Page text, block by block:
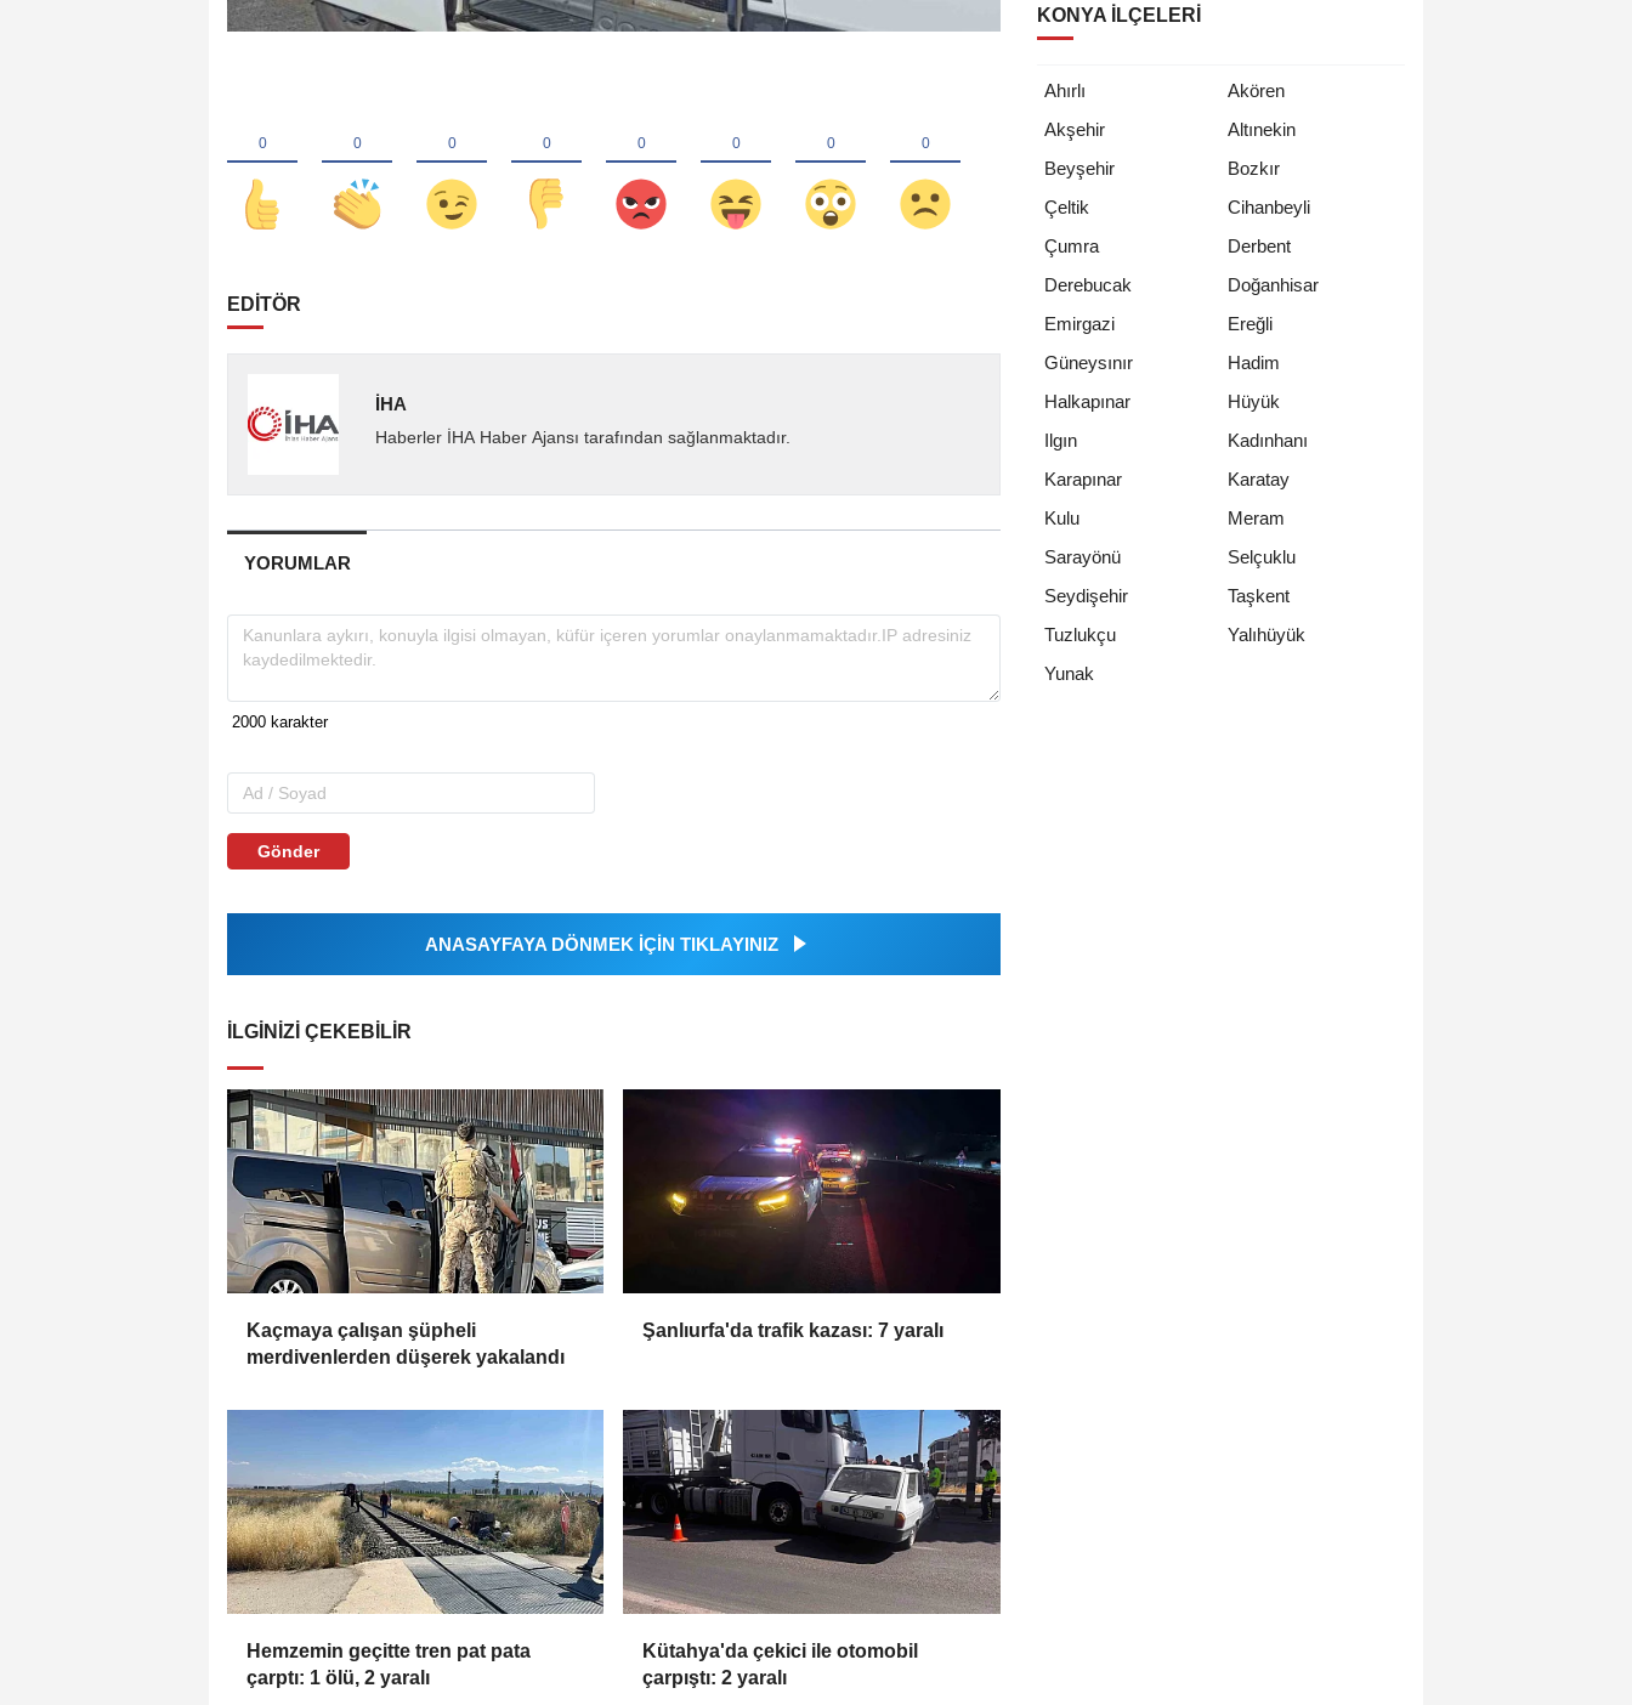
EDİTÖR
İHA
Haberler İHA Haber Ajansı tarafından sağlanmaktadır.
YORUMLAR
Gönder
ANASAYFAYA DÖNMEK İÇİN TIKLAYINIZ
İLGINIZI ÇEKEBILIR
Kaçmaya çalışan şüpheli
merdivenlerden düşerek yakalandı
Şanlıurfa'da trafik kazası: 7 yaralı
Hemzemin geçitte tren pat pata
çarptı: 1 ölü, 2 yaralı
Kütahya'da çekici ile otomobil
çarpıştı: 2 yaralı
KONYA İLÇELERI
Ahırlı
Akören
Akşehir
Altınekin
Beyşehir
Bozkır
Çeltik
Cihanbeyli
Çumra
Derbent
Derebucak
Doğanhisar
Emirgazi
Ereğli
Güneysınır
Hadim
Halkapınar
Hüyük
Ilgın
Kadınhanı
Karapınar
Karatay
Kulu
Meram
Sarayönü
Selçuklu
Seydişehir
Taşkent
Tuzlukçu
Yalıhüyük
Yunak